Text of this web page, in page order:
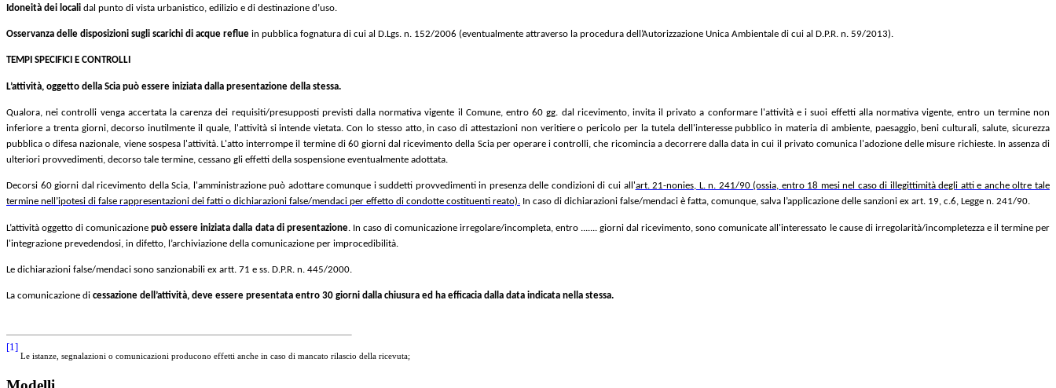
Idoneità dei locali dal punto di vista urbanistico, edilizio e di destinazione d’uso.
Osservanza delle disposizioni sugli scarichi di acque reflue in pubblica fognatura di cui al D.Lgs. n. 152/2006 (eventualmente attraverso la procedura dell’Autorizzazione Unica Ambientale di cui al D.P.R. n. 59/2013).
TEMPI SPECIFICI E CONTROLLI
L’attività, oggetto della Scia può essere iniziata dalla presentazione della stessa.
Qualora, nei controlli venga accertata la carenza dei requisiti/presupposti previsti dalla normativa vigente il Comune, entro 60 gg. dal ricevimento, invita il privato a conformare l'attività e i suoi effetti alla normativa vigente, entro un termine non
inferiore a trenta giorni, decorso inutilmente il quale, l'attività si intende vietata.Con lo stesso atto, in caso di attestazioni non veritiere o pericolo per la tutela dell'interesse pubblico in materia di ambiente, paesaggio, beni culturali, salute, sicurezza
pubblica o difesa nazionale, viene sospesa l'attività. L'atto interrompe il termine di 60 giorni dal ricevimento della Scia per operare i controlli, che ricomincia a decorrere dalla data in cui il privato comunica l'adozione delle misure richieste. In assenza di
ulteriori provvedimenti, decorso tale termine, cessano gli effetti della sospensione eventualmente adottata.
Decorsi 60 giorni dal ricevimento della Scia, l'amministrazione può adottare comunque i suddetti provvedimenti in presenza delle condizioni di cui all'art. 21-nonies, L. n. 241/90 (ossia, entro 18 mesi nel caso di illegittimità degli atti e anche oltre tale
termine nell’ipotesi di false rappresentazioni dei fatti o dichiarazioni false/mendaci per effetto di condotte costituenti reato). In caso di dichiarazioni false/mendaci è fatta, comunque, salva l’applicazione delle sanzioni ex art. 19, c.6, Legge n. 241/90.
L’attività oggetto di comunicazionepuò essere iniziata dalla data di presentazione. In caso di comunicazione irregolare/incompleta, entro ....... giorni dal ricevimento, sono comunicate all'interessato le cause di irregolarità/incompletezza e il termine per
l'integrazione prevedendosi, in difetto, l’archiviazione della comunicazione per improcedibilità.
Le dichiarazioni false/mendaci sono sanzionabili ex artt. 71 e ss. D.P.R. n. 445/2000.
La comunicazione di cessazione dell’attività, deve essere presentata entro 30 giorni dalla chiusura ed ha efficacia dalla data indicata nella stessa.
[1]
Le istanze, segnalazioni o comunicazioni producono effetti anche in caso di mancato rilascio della ricevuta;